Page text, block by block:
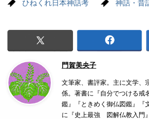
ひねくれ日本神話考 神話・昔
門賀美央子
文筆家、書評家。主に文学、
係。著書に『自分でつける戒
鑑』『ときめく御仏図鑑』『
に『史上最強 図解仏教入門